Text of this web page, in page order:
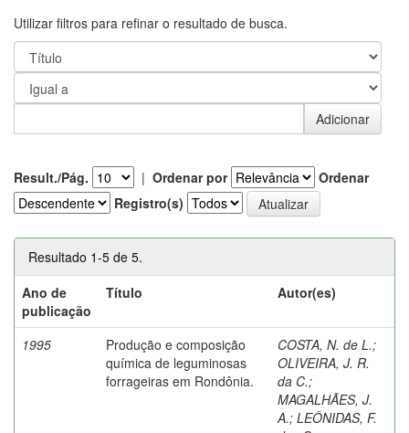
Utilizar filtros para refinar o resultado de busca.
Result./Pág. | Ordenar por
Ordenar
Registro(s)
Resultado 1-5 de 5.
Ano de
publicação
Título Autor(es)
1995
Produção e composição
química de leguminosas
forrageiras em Rondônia.
COSTA, N. de L.;
OLIVEIRA, J. R.
da C.;
MAGALHÃES, J.
A.; LEÔNIDAS, F.